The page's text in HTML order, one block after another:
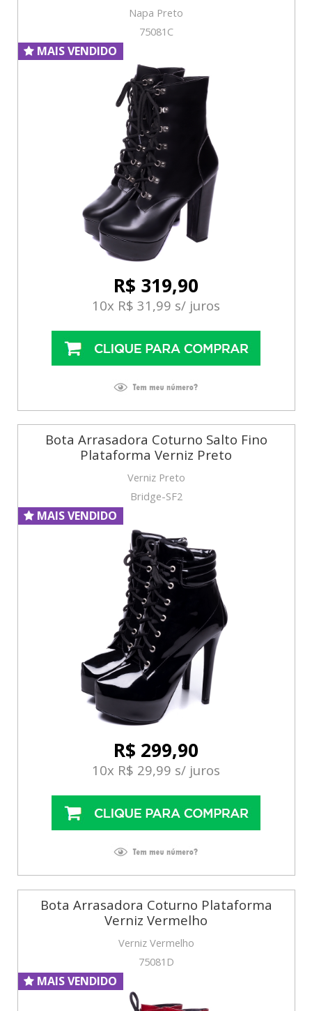
Napa Preto
75081C
MAIS VENDIDO
R$ 319,90
10x R$ 31,99 s/ juros
Bota Arrasadora Coturno Salto Fino
Plataforma Verniz Preto
Verniz Preto
Bridge-SF2
MAIS VENDIDO
R$ 299,90
10x R$ 29,99 s/ juros
Bota Arrasadora Coturno Plataforma
Verniz Vermelho
Verniz Vermelho
75081D
MAIS VENDIDO